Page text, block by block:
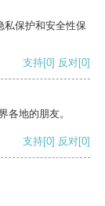
私保护和安全性保
支持[0] 反对[0]
各地的朋友。
支持[0] 反对[0]